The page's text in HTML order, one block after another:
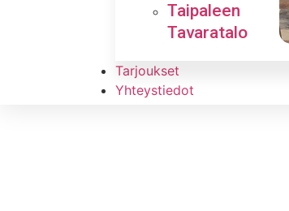
Taipaleen
Tavaratalo
Tarjoukset
Yhteystiedot